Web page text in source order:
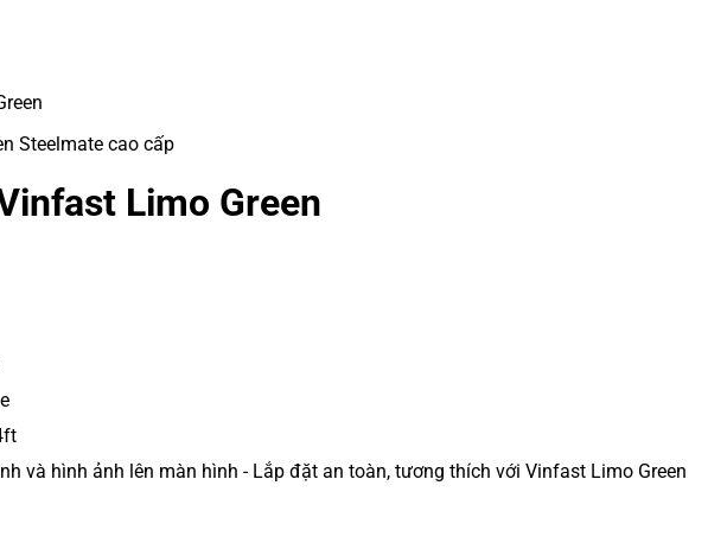
Limo Green
và hình ảnh lên màn hình - Lắp đặt an toàn, tương thích với Vinfast Limo Green